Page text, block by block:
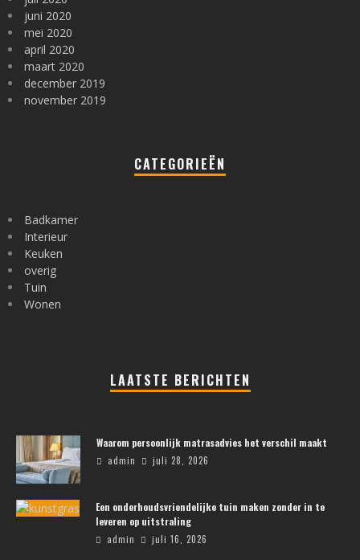
juni 2020
mei 2020
april 2020
maart 2020
december 2019
november 2019
CATEGORIEËN
Badkamer
Interieur
Keuken
overig
Tuin
Wonen
LAATSTE BERICHTEN
Waarom persoonlijk matrasadvies het verschil maakt
admin juli 28, 2026
Een onderhoudsvriendelijke tuin maken zonder in te
leveren op uitstraling
admin juli 16, 2026